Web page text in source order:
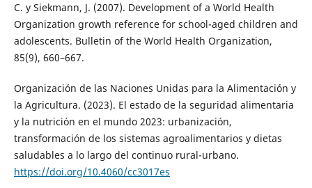
C. y Siekmann, J. (2007). Development of a World Health
Organization growth reference for school-aged children and
adolescents. Bulletin of the World Health Organization,
85(9), 660–667.
Organización de las Naciones Unidas para la Alimentación y
la Agricultura. (2023). El estado de la seguridad alimentaria
y la nutrición en el mundo 2023: urbanización,
transformación de los sistemas agroalimentarios y dietas
saludables a lo largo del continuo rural-urbano.
https://doi.org/10.4060/cc3017es